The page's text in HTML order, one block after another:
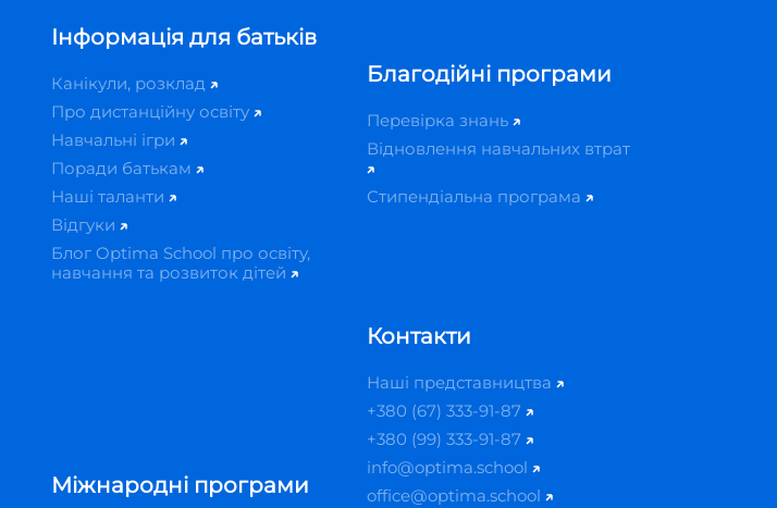
Інформація для батьків
Канікули, розклад
Про дистанційну освіту
Навчальні ігри
Поради батькам
Наші таланти
Відгуки
Блог Optima School про освіту,
навчання та розвиток дітей
Міжнародні програми
Благодійні програми
Перевірка знань
Відновлення навчальних втрат
Стипендіальна програма
Контакти
Наші представництва
+380 (67) 333-91-87
+380 (99) 333-91-87
info@optima.school
office@optima.school